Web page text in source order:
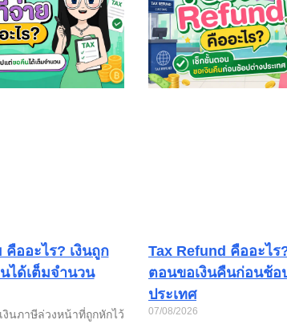
ออะไร? เงินถูก
ได้เต็มจำนวน
นภาษีล่วงหน้าที่ถูกหักไว้
Tax Refund คืออะไร
ตอนขอเงินคืนก่อนช้อ
ประเทศ
07/08/2026